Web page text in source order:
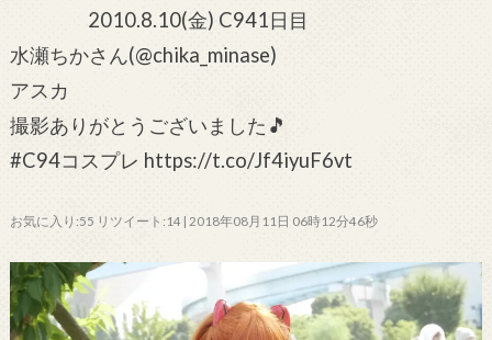
2010.8.10(金) C941日目
水瀬ちかさん(@chika_minase)
アスカ
撮影ありがとうございました🎵
#C94コスプレ https://t.co/Jf4iyuF6vt
お気に入り:55 リツイート:14 | 2018年08月11日 06時12分46秒